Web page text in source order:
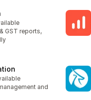
GST reports,
and